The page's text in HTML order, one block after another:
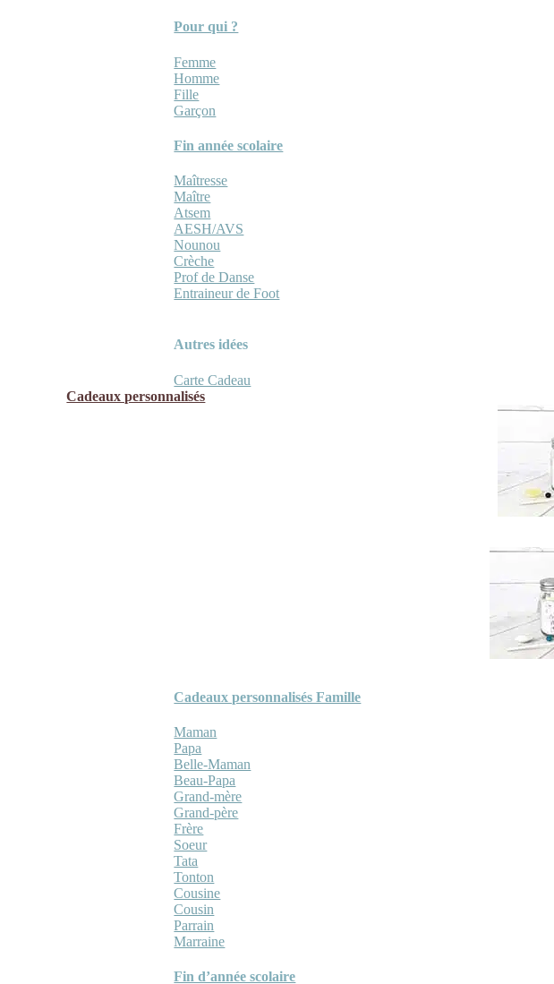
Pour qui ?
Femme
Homme
Fille
Garçon
Fin année scolaire
Maîtresse
Maître
Atsem
AESH/AVS
Nounou
Crèche
Prof de Danse
Entraineur de Foot
Autres idées
Carte Cadeau
Cadeaux personnalisés
Cadeaux personnalisés Famille
Maman
Papa
Belle-Maman
Beau-Papa
Grand-mère
Grand-père
Frère
Soeur
Tata
Tonton
Cousine
Cousin
Parrain
Marraine
Fin d’année scolaire